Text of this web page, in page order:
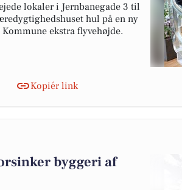
lokaler i Jernbanegade 3 til
hul på en ny
ekstra flyvehøjde.
Kopiér link
byggeri af